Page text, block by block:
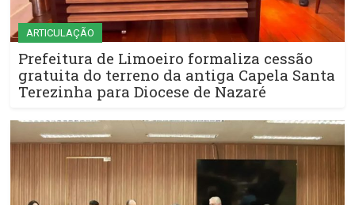
ARTICULAÇÃO
Prefeitura de Limoeiro formaliza cessão
gratuita do terreno da antiga Capela Santa
Terezinha para Diocese de Nazaré